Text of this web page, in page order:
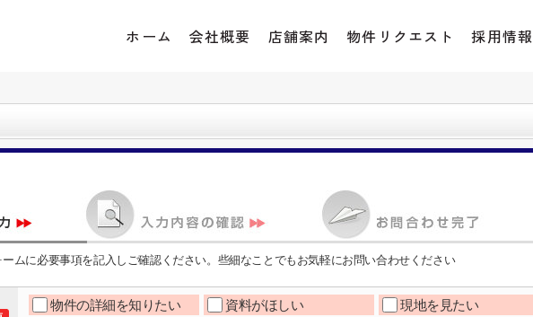
ホーム 会社概要 店舗案内 物件リクエスト 採用情報
ームに必要事項を記入しご確認ください。些細なことでもお気軽にお問い合わせください
物件の詳細を知りたい 資料がほしい
現地を見たい